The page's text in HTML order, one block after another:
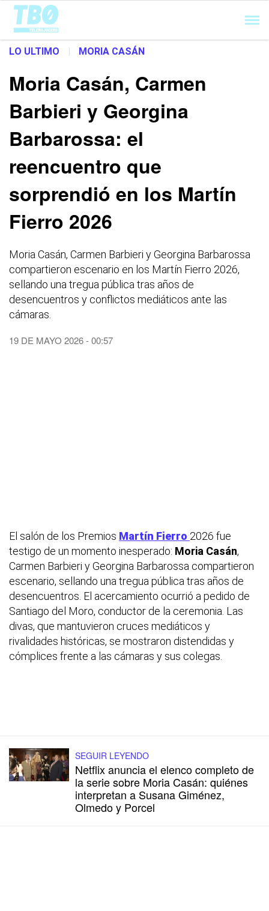
Cargando...
LO ULTIMO | MORIA CASÁN
Moria Casán, Carmen
Barbieri y Georgina
Barbarossa: el
reencuentro que
sorprendió en los Martín
Fierro 2026
Moria Casán, Carmen Barbieri y Georgina Barbarossa
compartieron escenario en los Martín Fierro 2026,
sellando una tregua pública tras años de
desencuentros y conflictos mediáticos ante las
cámaras.
19 DE MAYO 2026 - 00:57
El salón de los Premios Martín Fierro 2026 fue
testigo de un momento inesperado: Moria Casán,
Carmen Barbieri y Georgina Barbarossa compartieron
escenario, sellando una tregua pública tras años de
desencuentros. El acercamiento ocurrió a pedido de
Santiago del Moro, conductor de la ceremonia. Las
divas, que mantuvieron cruces mediáticos y
rivalidades históricas, se mostraron distendidas y
cómplices frente a las cámaras y sus colegas.
SEGUIR LEYENDO
Netflix anuncia el elenco completo de
la serie sobre Moria Casán: quiénes
interpretan a Susana Giménez,
Olmedo y Porcel